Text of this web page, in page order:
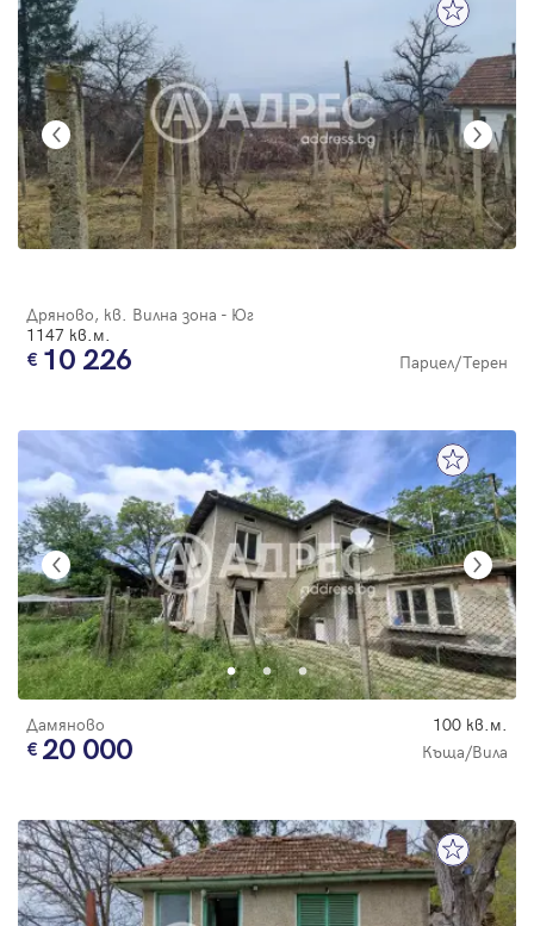
Дряново, кв. Вилна зона - Юг
1147 кв.м.
10 226 Парцел/Терен
Дамяново 100 кв.м.
20 000 Къща/Вила